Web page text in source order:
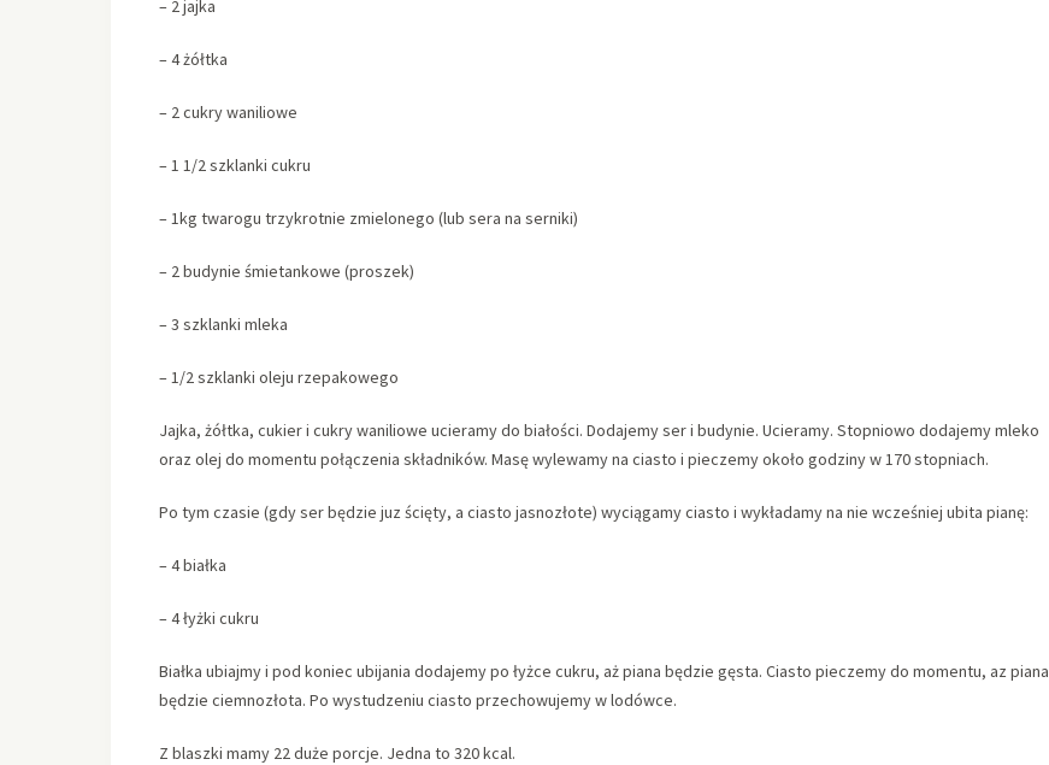
– 2 jajka
– 4 żółtka
– 2 cukry waniliowe
– 1 1/2 szklanki cukru
– 1kg twarogu trzykrotnie zmielonego (lub sera na serniki)
– 2 budynie śmietankowe (proszek)
– 3 szklanki mleka
– 1/2 szklanki oleju rzepakowego
Jajka, żółtka, cukier i cukry waniliowe ucieramy do białości. Dodajemy ser i budynie. Ucieramy. Stopniowo dodajemy mleko
oraz olej do momentu połączenia składników. Masę wylewamy na ciasto i pieczemy około godziny w 170 stopniach.
Po tym czasie (gdy ser będzie juz ścięty, a ciasto jasnozłote) wyciągamy ciasto i wykładamy na nie wcześniej ubita pianę:
– 4 białka
– 4 łyżki cukru
Białka ubiajmy i pod koniec ubijania dodajemy po łyżce cukru, aż piana będzie gęsta. Ciasto pieczemy do momentu, az piana
będzie ciemnozłota. Po wystudzeniu ciasto przechowujemy w lodówce.
Z blaszki mamy 22 duże porcje. Jedna to 320 kcal.